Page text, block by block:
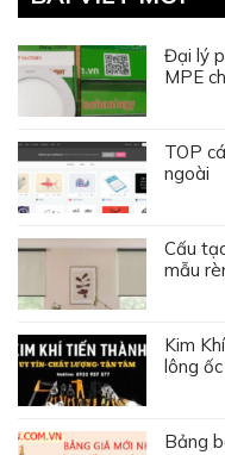
Đại lý
MPE
TOP
ngoài
Cấu
mẫu
Kim
lông
Bảng